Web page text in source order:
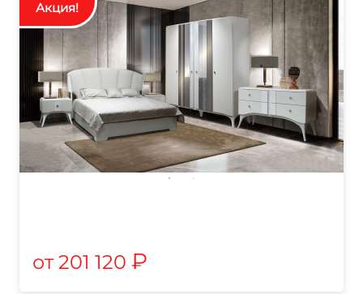
201 120 ₽